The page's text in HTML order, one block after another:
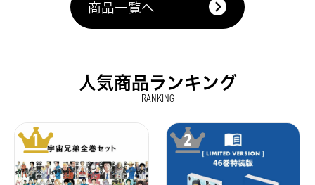
商品一覧へ
人気商品ランキング
RANKING